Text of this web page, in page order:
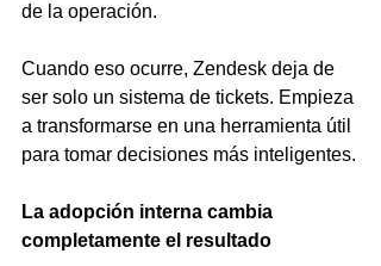
de la operación.
Cuando eso ocurre, Zendesk deja de
ser solo un sistema de tickets. Empieza
a transformarse en una herramienta útil
para tomar decisiones más inteligentes.
La adopción interna cambia
completamente el resultado